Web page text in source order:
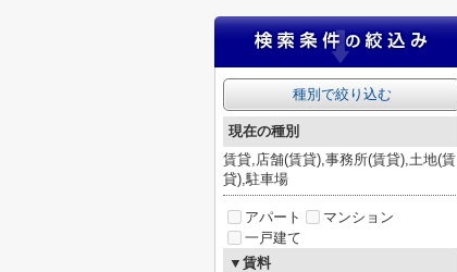
種別で絞り込む
現在の種別
賃貸,店舗(賃貸),事務所(賃貸),土地(賃
貸),駐車場
アパート
マンション
一戸建て
▼賃料